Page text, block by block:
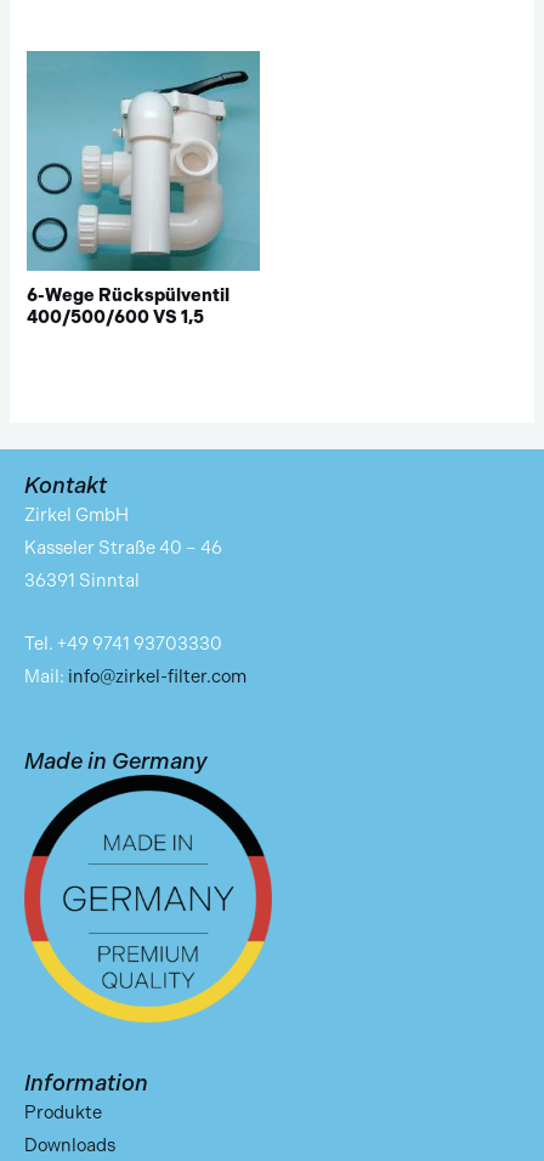
6-Wege Rückspülventil
400/500/600 VS 1,5
Kontakt
Zirkel GmbH
Kasseler Straße 40 – 46
36391 Sinntal
Tel. +49 9741 93703330
Mail: info@zirkel-filter.com
Made in Germany
Information
Produkte
Downloads